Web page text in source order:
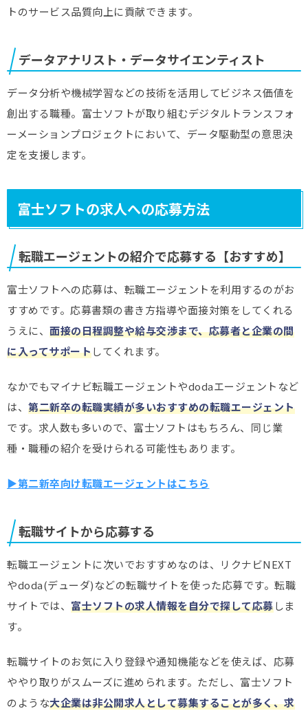
トのサービス品質向上に貢献できます。
データアナリスト・データサイエンティスト
データ分析や機械学習などの技術を活用してビジネス価値を
創出する職種。富士ソフトが取り組むデジタルトランスフォ
ーメーションプロジェクトにおいて、データ駆動型の意思決
定を支援します。
富士ソフトの求人への応募方法
転職エージェントの紹介で応募する【おすすめ】
富士ソフトへの応募は、転職エージェントを利用するのがお
すすめです。応募書類の書き方指導や面接対策をしてくれる
うえに、 面接の日程調整や給与交渉まで、応募者と企業の間
に入ってサポートしてくれます。
なかでもマイナビ転職エージェントやdodaエージェントなど
は、 第二新卒の転職実績が多いおすすめの転職エージェント
です。求人数も多いので、富士ソフトはもちろん、同じ業
種・職種の紹介を受けられる可能性もあります。
▶第二新卒向け転職エージェントはこちら
転職サイトから応募する
転職エージェントに次いでおすすめなのは、リクナビNEXT
やdoda(デューダ)などの転職サイトを使った応募です。転職
サイトでは、 富士ソフトの求人情報を自分で探して応募しま
す。
転職サイトのお気に入り登録や通知機能などを使えば、応募
ややり取りがスムーズに進められます。ただし、富士ソフト
のような大企業は非公開求人として募集することが多く、求